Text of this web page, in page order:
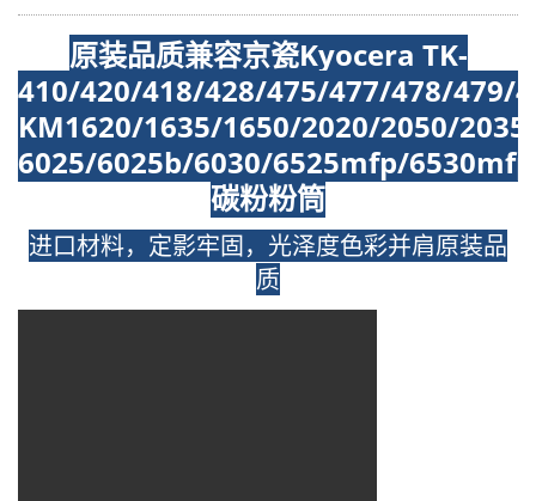
原装品质兼容京瓷Kyocera TK-
410/420/418/428/475/477/478/479/
KM1620/1635/1650/2020/2050/
6025/6025b/6030/6525mfp/
碳粉粉筒
进口材料，定影牢固，光泽度色彩并肩原装品
质